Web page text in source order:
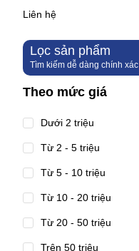
Liên hệ
Lọc sản phẩm
Tìm kiếm dễ dàng chính xác
Theo mức giá
Dưới 2 triệu
Từ 2 - 5 triệu
Từ 5 - 10 triệu
Từ 10 - 20 triệu
Từ 20 - 50 triệu
Trên 50 triệu